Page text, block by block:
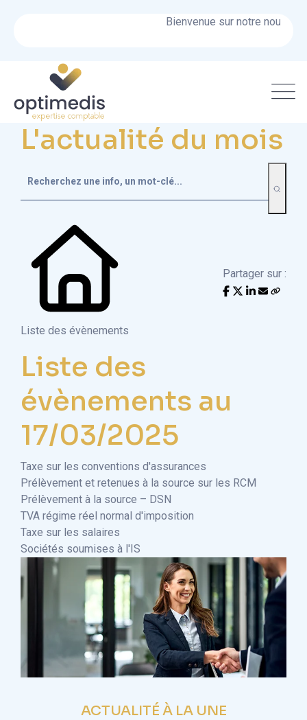
Bienvenue sur notre nouveau
L'actualité du mois
Liste des évènements
Partager sur :
Liste des
évènements au
17/03/2025
Taxe sur les conventions d'assurances
Prélèvement et retenues à la source sur les RCM
Prélèvement à la source – DSN
TVA régime réel normal d'imposition
Taxe sur les salaires
Sociétés soumises à l'IS
ACTUALITÉ À LA UNE